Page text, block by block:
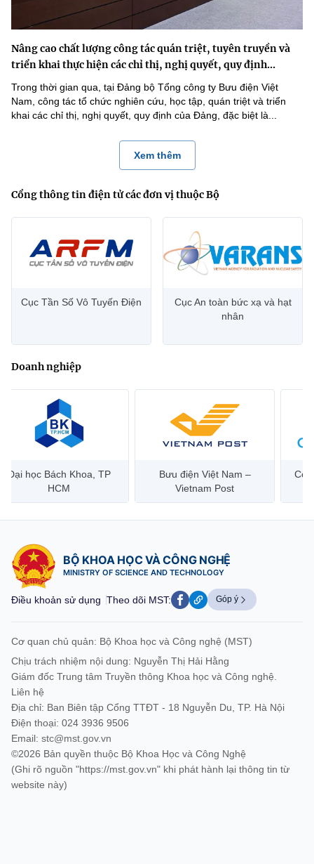
Nâng cao chất lượng công tác quán triệt, tuyên truyền và
triển khai thực hiện các chỉ thị, nghị quyết, quy định...
Trong thời gian qua, tại Đảng bộ Tổng công ty Bưu điện Việt
Nam, công tác tổ chức nghiên cứu, học tập, quán triệt và triển
khai các chỉ thị, nghị quyết, quy định của Đảng, đặc biệt là...
Xem thêm
Cổng thông tin điện tử các đơn vị thuộc Bộ
Cục Tần Số Vô Tuyến Điện
Cục An toàn bức xạ và hạt
nhân
Doanh nghiệp
Đại học Bách Khoa, TP
HCM
Bưu điện Việt Nam –
Vietnam Post
BỘ KHOA HỌC VÀ CÔNG NGHỆ
MINISTRY OF SCIENCE AND TECHNOLOGY
Điều khoản sử dụng Theo dõi MST: Góp ý
Cơ quan chủ quản: Bộ Khoa học và Công nghệ (MST)
Chịu trách nhiệm nội dung: Nguyễn Thị Hải Hằng
Giám đốc Trung tâm Truyền thông Khoa học và Công nghệ.
Liên hệ
Địa chỉ: Ban Biên tập Cổng TTĐT - 18 Nguyễn Du, TP. Hà Nội
Điện thoại: 024 3936 9506
Email: stc@mst.gov.vn
©2026 Bản quyền thuộc Bộ Khoa Học và Công Nghệ
(Ghi rõ nguồn "https://mst.gov.vn" khi phát hành lại thông tin từ
website này)